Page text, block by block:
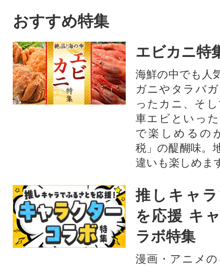
おすすめ特集
エビカニ特
海鮮の中でも人
ガニやタラバ
ったカニ、そ
車エビといっ
で楽しめるの
税」の醍醐味。
違いも楽しめま
推しキャ
を応援 キ
ラボ特集
漫画・アニメ